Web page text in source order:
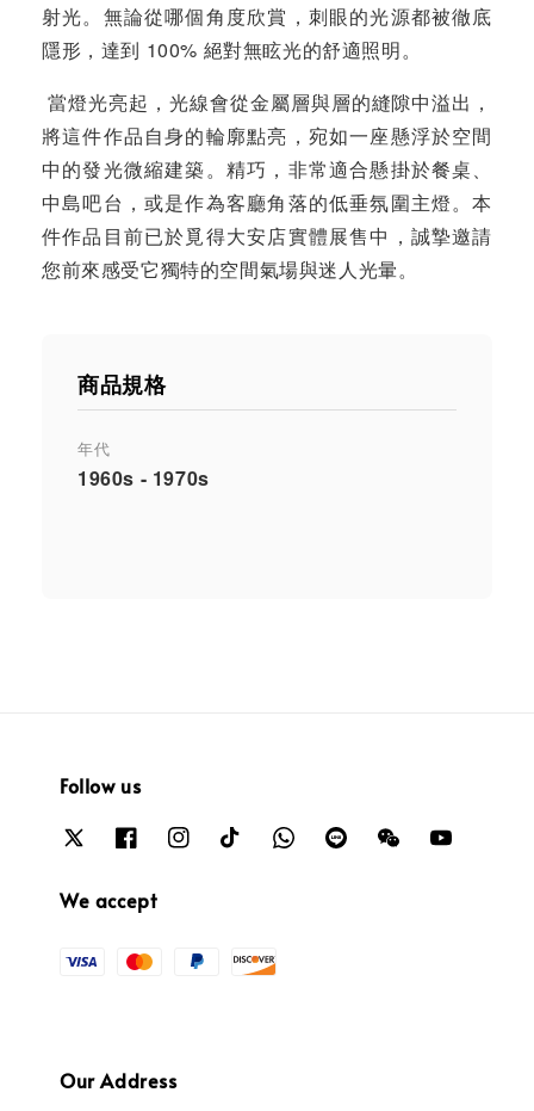
射光。無論從哪個角度欣賞，刺眼的光源都被徹底
隱形，達到 100% 絕對無眩光的舒適照明。
當燈光亮起，光線會從金屬層與層的縫隙中溢出，
將這件作品自身的輪廓點亮，宛如一座懸浮於空間
中的發光微縮建築。精巧，非常適合懸掛於餐桌、
中島吧台，或是作為客廳角落的低垂氛圍主燈。本
件作品目前已於覓得大安店實體展售中，誠摯邀請
您前來感受它獨特的空間氣場與迷人光暈。
商品規格
年代
1960s - 1970s
Follow us
We accept
Our Address